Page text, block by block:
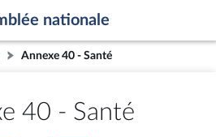
nationale
Annexe 40 - Santé
40 - Santé